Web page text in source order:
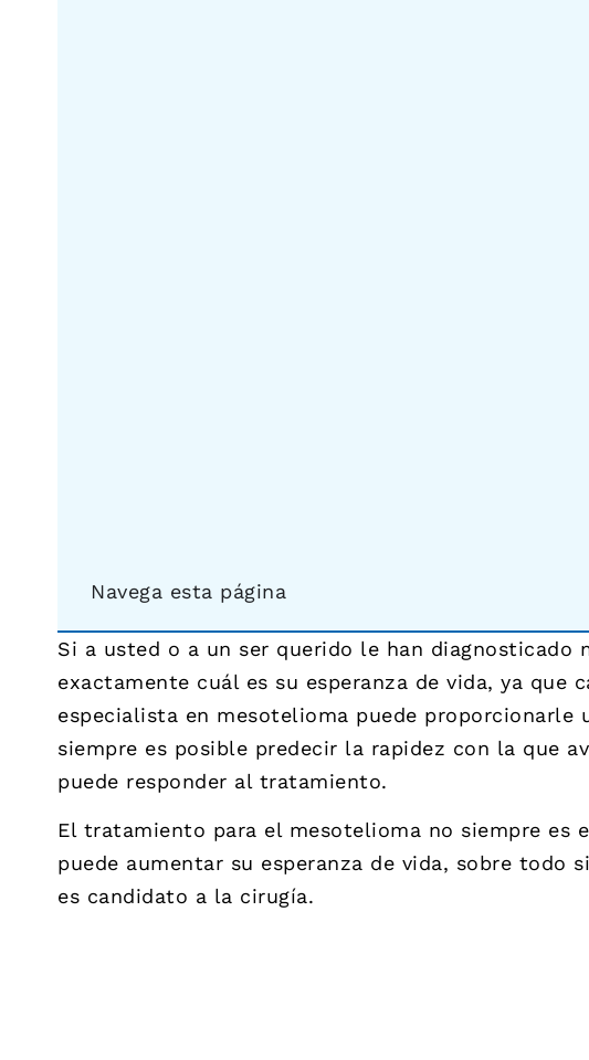
Navega esta página
Si a usted o a un ser querido le han diagnosticado
exactamente cuál es su esperanza de vida, ya que
especialista en mesotelioma puede proporcionarle
siempre es posible predecir la rapidez con la que
puede responder al tratamiento.
El tratamiento para el mesotelioma no siempre es
puede aumentar su esperanza de vida, sobre todo
es candidato a la cirugía.